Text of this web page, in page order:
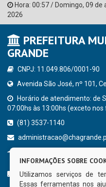
Hora: 00:57/ Domingo, 09 de
2026
PREFEITURA
GRANDE
CNPJ: 11.049.806/0001-90
Avenida São José, nº 101,
Horário de atendimento: de
07:00hs às 13:00hs (exceto
(81) 3537-1140
CURTA NOSSA
INFORMAÇÕES SOBRE
Utilizamos serviços de
Essas ferramentas nos